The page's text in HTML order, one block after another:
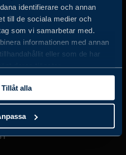
identifierare och annan
till de sociala medier och
som vi samarbetar med.
informationen med annan
eller som de har
deras tjänster.
Tillåt alla